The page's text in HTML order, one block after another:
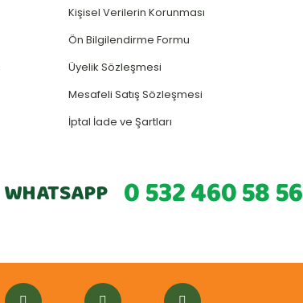
Kişisel Verilerin Korunması
Ön Bilgilendirme Formu
Üyelik Sözleşmesi
Mesafeli Satış Sözleşmesi
İptal İade ve Şartları
WHATSAPP 0 532 460 58 56